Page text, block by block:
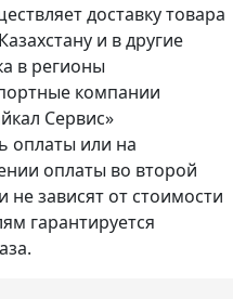
доставку товара
и в другие
в регионы
компании
Сервис»
оплаты или на
оплаты во второй
не зависят от стоимости
гарантируется